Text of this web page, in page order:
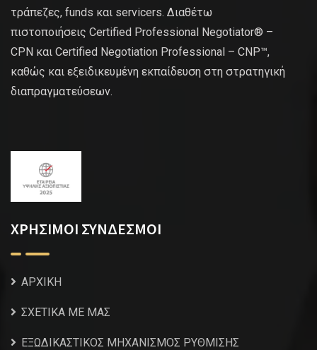
τράπεζες, funds και servicers. Διαθέτω
πιστοποιήσεις Certified Professional Negotiator® –
CPN και Certified Negotiation Professional – CNP™,
καθώς και εξειδικευμένη εκπαίδευση στη στρατηγική
διαπραγματεύσεων.
ΧΡΗΣΙΜΟΙ ΣΥΝΔΕΣΜΟΙ
ΑΡΧΙΚΗ
ΣΧΕΤΙΚΑ ΜΕ ΜΑΣ
ΕΞΩΔΙΚΑΣΤΙΚΟΣ ΜΗΧΑΝΙΣΜΟΣ ΡΥΘΜΙΣΗΣ